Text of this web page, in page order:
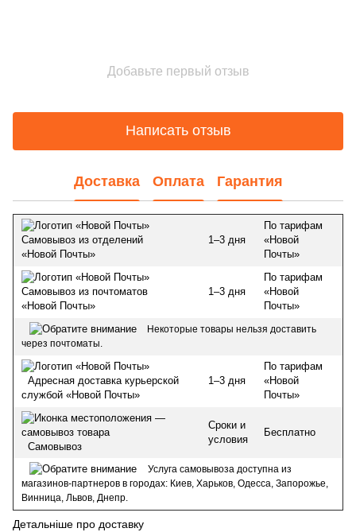
Добавьте первый отзыв
Написать отзыв
Доставка Оплата Гарантия
Самовывоз из отделений
«Новой Почты»
1–3 дня
По тарифам
«Новой
Почты»
Самовывоз из почтоматов
«Новой Почты»
1–3 дня
По тарифам
«Новой
Почты»
Некоторые товары нельзя доставить
через почтоматы.
Адресная доставка курьерской
службой «Новой Почты»
1–3 дня
По тарифам
«Новой
Почты»
Самовывоз
Сроки и
условия
Бесплатно
Услуга самовывоза доступна из
магазинов-партнеров в городах: Киев, Харьков, Одесса, Запорожье,
Винница, Львов, Днепр.
Детальніше про доставку